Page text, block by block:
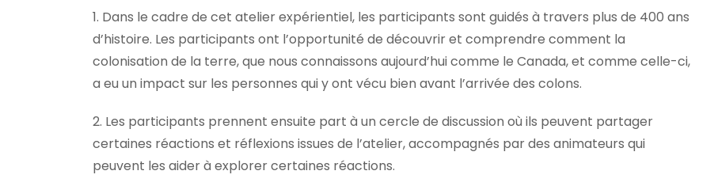
1. Dans le cadre de cet atelier expérientiel, les participants sont guidés à travers plus de 400 ans
d’histoire. Les participants ont l’opportunité de découvrir et comprendre comment la
colonisation de la terre, que nous connaissons aujourd’hui comme le Canada, et comme celle-ci,
a eu un impact sur les personnes qui y ont vécu bien avant l’arrivée des colons.
2. Les participants prennent ensuite part à un cercle de discussion où ils peuvent partager
certaines réactions et réflexions issues de l’atelier, accompagnés par des animateurs qui
peuvent les aider à explorer certaines réactions.